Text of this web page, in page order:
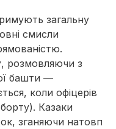
загальну
смисли
розмовляючи з
башти —
коли офіцерів
Казаки
зганяючи натовп